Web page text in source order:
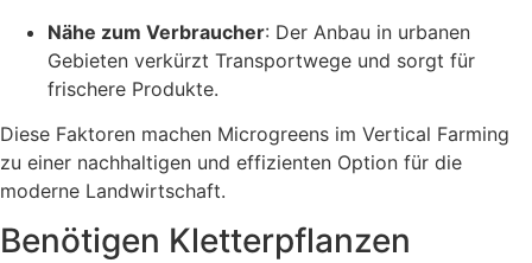
Nähe zum Verbraucher: Der Anbau in urbanen
Gebieten verkürzt Transportwege und sorgt für
frischere Produkte.
Diese Faktoren machen Microgreens im Vertical Farming
zu einer nachhaltigen und effizienten Option für die
moderne Landwirtschaft.
Benötigen Kletterpflanzen